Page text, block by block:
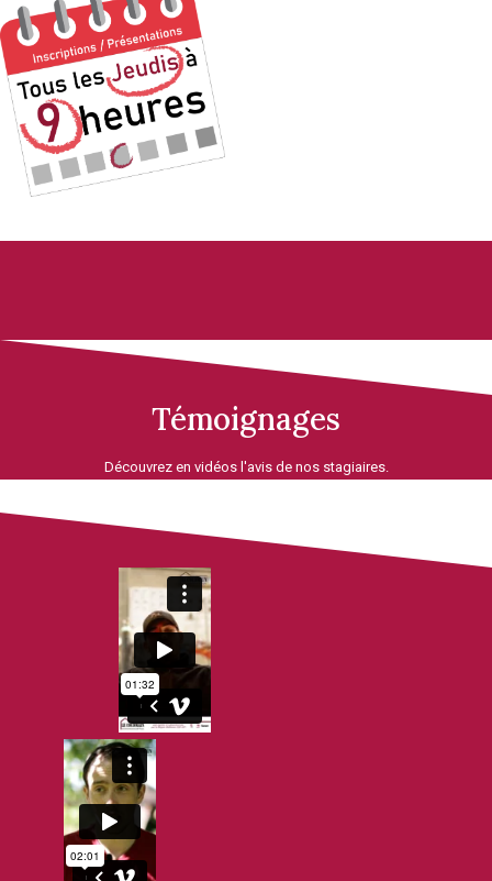
Témoignages
Découvrez en vidéos l'avis de nos stagiaires.